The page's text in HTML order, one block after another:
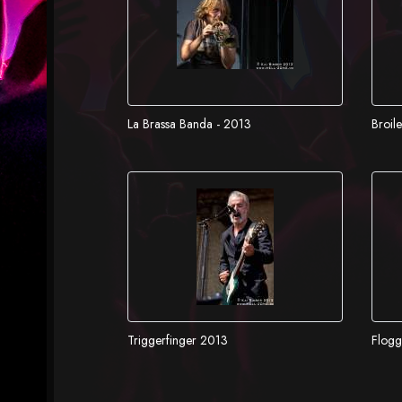
La Brassa Banda - 2013
Triggerfinger 2013